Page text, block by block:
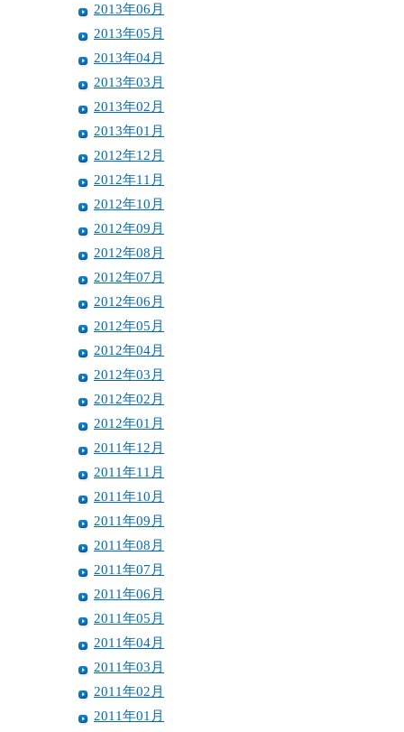
2013年06月
2013年05月
2013年04月
2013年03月
2013年02月
2013年01月
2012年12月
2012年11月
2012年10月
2012年09月
2012年08月
2012年07月
2012年06月
2012年05月
2012年04月
2012年03月
2012年02月
2012年01月
2011年12月
2011年11月
2011年10月
2011年09月
2011年08月
2011年07月
2011年06月
2011年05月
2011年04月
2011年03月
2011年02月
2011年01月